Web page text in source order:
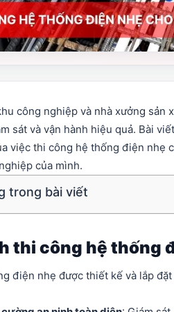
công nghiệp và nhà xưởng
sát và vận hành hiệu quả. Bài
việc thi công hệ thống điện nhẹ
của mình.
trong bài viết
thi công hệ thống
điện nhẹ được thiết kế và lắp